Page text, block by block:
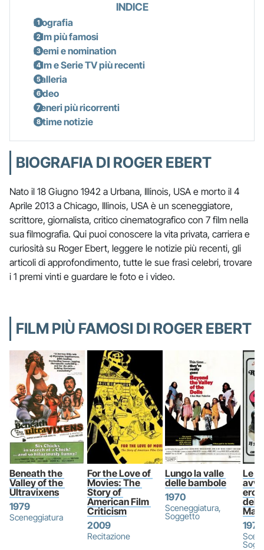
INDICE
Biografia
Film più famosi
Premi e nomination
Film e Serie TV più recenti
Galleria
Video
Generi più ricorrenti
Ultime notizie
BIOGRAFIA DI ROGER EBERT
Nato il 18 Giugno 1942 a Urbana, Illinois, USA e morto il 4
Aprile 2013 a Chicago, Illinois, USA è un sceneggiatore,
scrittore, giornalista, critico cinematografico con 7 film nella
sua filmografia. Qui puoi conoscere la vita privata, carriera e
curiosità su Roger Ebert, leggere le notizie più recenti, gli
articoli di approfondimento, tutte le sue frasi celebri, trovare
i 1 premi vinti e guardare le foto e i video.
FILM PIÙ FAMOSI DI ROGER EBERT
Beneath the
Valley of the
Ultravixens
1979
Sceneggiatura
For the Love of
Movies: The
Story of
American Film
Criticism
2009
Recitazione
Lungo la valle
delle bambole
1970
Sceneggiatura,
Soggetto
Le
1976